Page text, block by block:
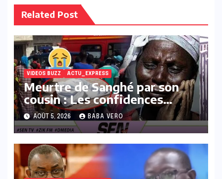
Related Post
VIDEOS BUZZ ACTU_EXPRESS
Meurtre de Sanghé par son
cousin : Les confidences
poignantes et explosives du
père
AOÛT 5, 2026 BABA VERO